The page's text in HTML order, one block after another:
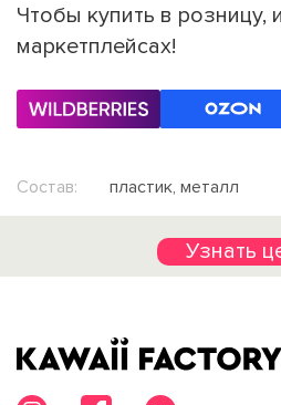
Чтобы купить в розницу,
маркетплейсах!
Состав: пластик, металл
Узнать